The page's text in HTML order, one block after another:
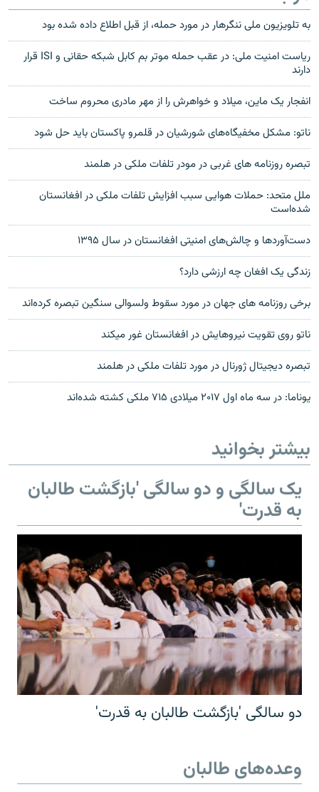
به تلویزیون ملی ننگرهار در مورد حمله، از قبل اطلاع داده شده بود
ریاست امنیت ملی: در عقب حمله موتر بم کابل شبکه حقانی و ISI قرار
دارند
انفجار یک ماین، میلاد و خواهرش را از مهر مادری محروم ساخت
ناتو: مشکل مخفیگاه‌های شورشیان در قلمرو پاکستان باید حل شود
تبصره روزنامه های غربی در مودر تلفات ملکی در هلمند
ملل متحد: حملات هوایی سبب افزایش تلفات ملکی در افغانستان
شده‌است
دست‌آوردها و چالش‌های امنیتی افغانستان در سال ۱۳۹۵
زندگی یک افغان چه ارزشی دارد؟
برخی روزنامه های جهان در مورد سقوط ولسوالی سنگین تبصره کرده‌اند
ناتو روی تقویت نیروهایش در افغانستان غور می‎کند
تبصره دیجیتال ژورنال در مورد تلفات ملکی در هلمند
یوناما: در سه ماه اول ۲۰۱۷ میلادی ۷۱۵ ملکی کشته شده‌اند
بیشتر بخوانید
یک سالگی و دو سالگی 'بازگشت طالبان
به قدرت'
دو سالگی 'بازگشت طالبان به قدرت'
وعده‌های طالبان